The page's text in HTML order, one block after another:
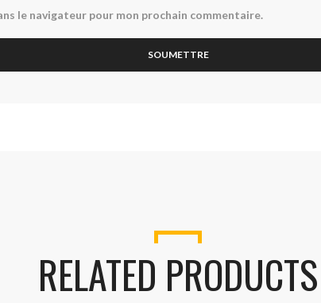
le navigateur pour mon prochain commentaire.
RELATED PRODUCTS